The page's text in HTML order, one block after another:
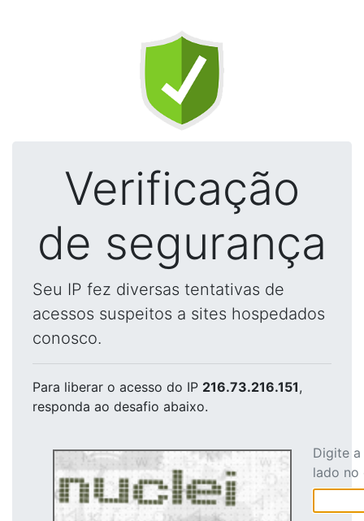
Verificação
de segurança
Seu IP fez diversas tentativas de
acessos suspeitos a sites hospedados
conosco.
Para liberar o acesso do IP 216.73.216.151,
responda ao desafio abaixo.
Digite
lado no